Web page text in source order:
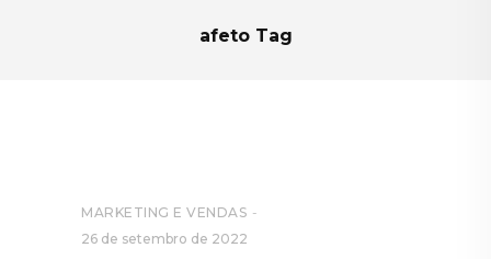
afeto Tag
MARKETING E VENDAS
26 de setembro de 2022